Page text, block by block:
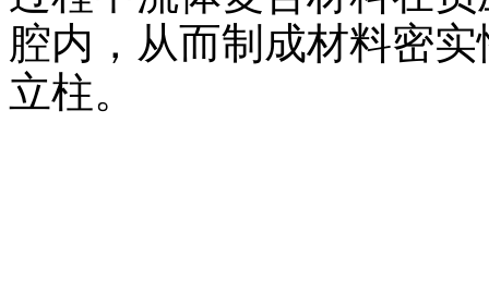
腔内，从而制成材料密
立柱。